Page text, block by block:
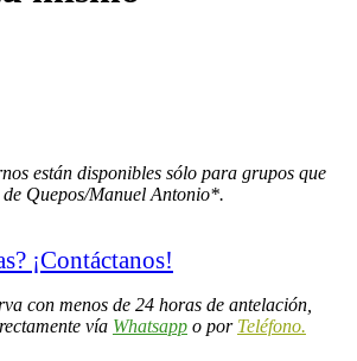
están disponibles sólo para grupos que
de Quepos/Manuel Antonio*.
¡Contáctanos!
con menos de 24 horas de antelación,
vía Whatsapp o por Teléfono.